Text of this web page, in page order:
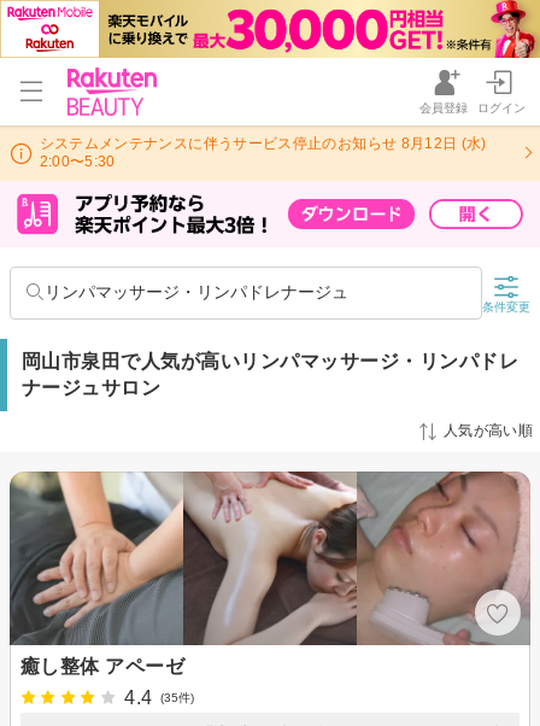
会員登録 ログイン
システムメンテナンスに伴うサービス停止のお知らせ 8月12日 (水)
2:00〜5:30
リンパマッサージ・リンパドレナージュ
条件変更
岡山市泉田で人気が高いリンパマッサージ・リンパドレ
ナージュサロン
人気が高い順
癒し整体 アペーゼ
4.4
(35件)